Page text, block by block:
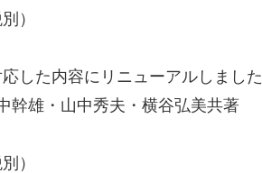
）
た内容にリニューアルしました
幹雄・山中秀夫・横谷弘美共著
）